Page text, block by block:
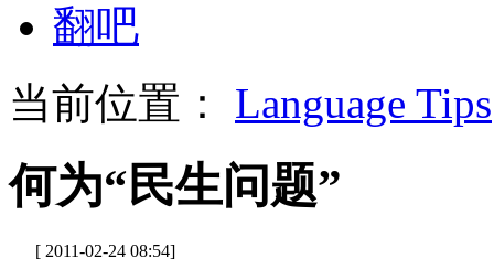
翻吧
当前位置： Language Tips
何为“民生问题”
[ 2011-02-24 08:54]